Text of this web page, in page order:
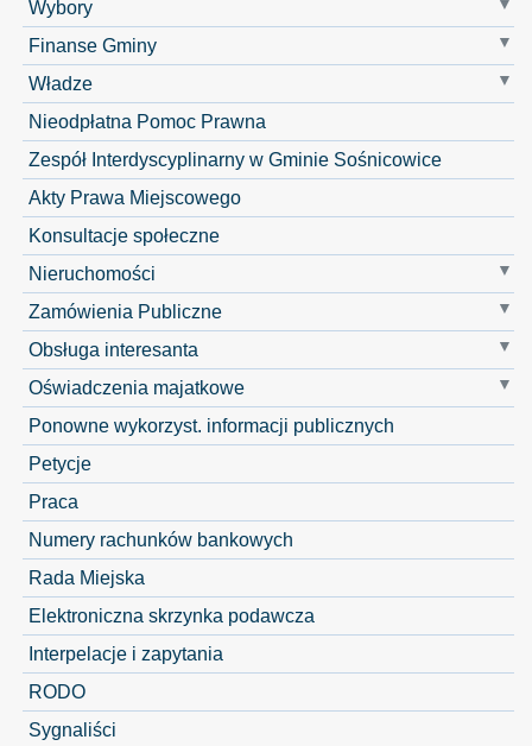
Wybory
Finanse Gminy
Władze
Nieodpłatna Pomoc Prawna
Zespół Interdyscyplinarny w Gminie Sośnicowice
Akty Prawa Miejscowego
Konsultacje społeczne
Nieruchomości
Zamówienia Publiczne
Obsługa interesanta
Oświadczenia majatkowe
Ponowne wykorzyst. informacji publicznych
Petycje
Praca
Numery rachunków bankowych
Rada Miejska
Elektroniczna skrzynka podawcza
Interpelacje i zapytania
RODO
Sygnaliści